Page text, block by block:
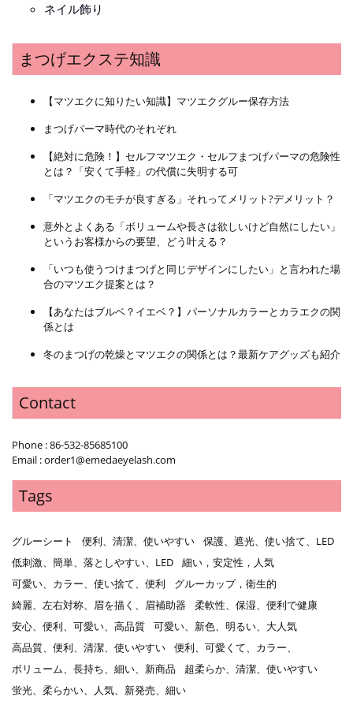
ネイル飾り
まつげエクステ知識
【マツエクに知りたい知識】マツエクグルー保存方法
まつげパーマ時代のそれぞれ
【絶対に危険！】セルフマツエク・セルフまつげパーマの危険性
とは？「安くて手軽」の代償に失明する可
「マツエクのモチが良すぎる」それってメリット?デメリット？
意外とよくある「ボリュームや長さは欲しいけど自然にしたい」
というお客様からの要望、どう叶える？
「いつも使うつけまつげと同じデザインにしたい」と言われた場
合のマツエク提案とは？
【あなたはブルベ？イエベ？】パーソナルカラーとカラエクの関
係とは
冬のまつげの乾燥とマツエクの関係とは？最新ケアグッズも紹介
Contact
Phone : 86-532-85685100
Email : order1@emedaeyelash.com
Tags
グルーシート 便利、清潔、使いやすい
保護、遮光、使い捨て、LED
低刺激、簡単、落としやすい、LED
細い，安定性，人気
可愛い、カラー、使い捨て、便利
グルーカップ，衛生的
綺麗、左右対称、眉を描く、眉補助器
柔軟性、保湿、便利で健康
安心、便利、可愛い、高品質
可愛い、新色、明るい、大人気
高品質、便利、清潔、使いやすい
便利、可愛くて、カラー、
ボリューム、長持ち、細い、新商品
超柔らか、清潔、使いやすい
蛍光、柔らかい、人気、新発売、細い